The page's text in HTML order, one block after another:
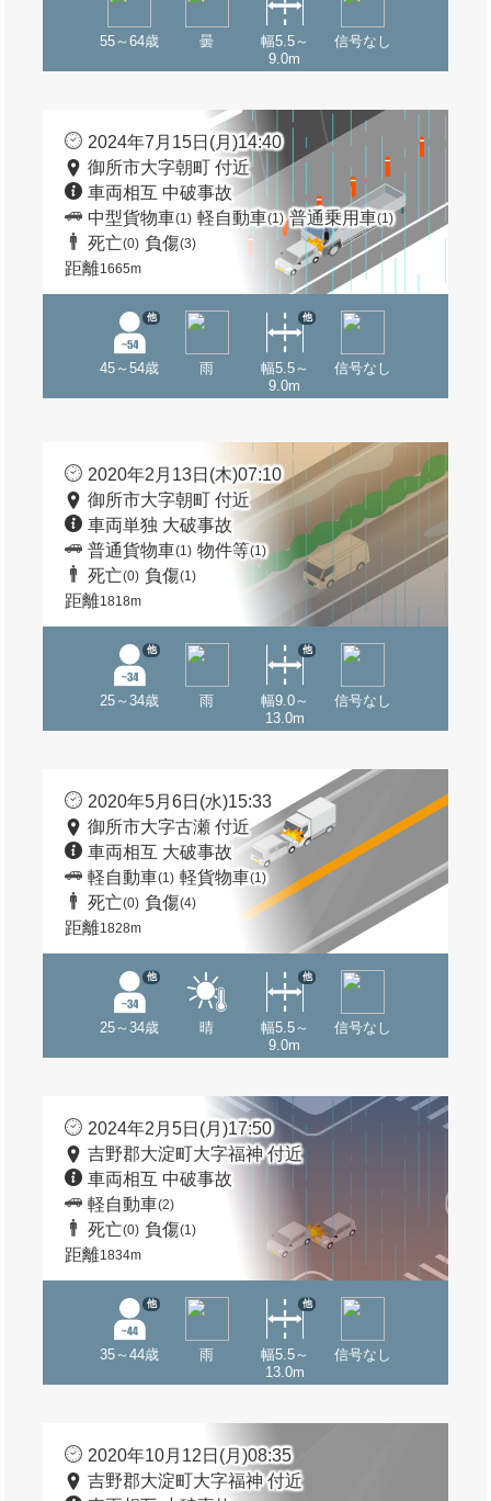
55～64歳 曇
幅5.5～
9.0m
信号なし
2024年7月15日(月)14:40
御所市大字朝町 付近
車両相互 中破事故
中型貨物車(1) 軽自動車(1) 普通乗用車(1)
死亡(0) 負傷(3)
距離1665m
45～54歳
他
雨
幅5.5～
9.0m
他
信号なし
2020年2月13日(木)07:10
御所市大字朝町 付近
車両単独 大破事故
普通貨物車(1) 物件等(1)
死亡(0) 負傷(1)
距離1818m
25～34歳
他
雨
幅9.0～
13.0m
他
信号なし
2020年5月6日(水)15:33
御所市大字古瀬 付近
車両相互 大破事故
軽自動車(1) 軽貨物車(1)
死亡(0) 負傷(4)
距離1828m
25～34歳
他
晴
幅5.5～
9.0m
他
信号なし
2024年2月5日(月)17:50
吉野郡大淀町大字福神 付近
車両相互 中破事故
軽自動車(2)
死亡(0) 負傷(1)
距離1834m
35～44歳
他
雨
幅5.5～
13.0m
他
信号なし
2020年10月12日(月)08:35
吉野郡大淀町大字福神 付近